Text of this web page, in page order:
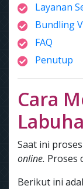
Layanan
Bundling
FAQ
Penutup
Cara
Saat ini
online. Proses
Berikut ini